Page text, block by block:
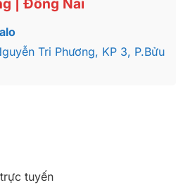
Tri Phương, KP 3, P.Bửu
tuyến